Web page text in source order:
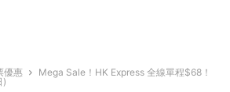
優惠
Mega Sale！HK Express 全線單程$68！
)